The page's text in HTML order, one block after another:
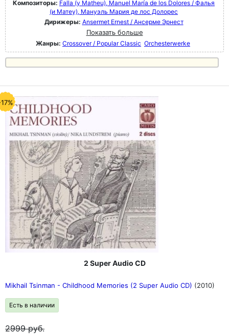
Композиторы: Falla (y Matheu), Manuel María de los Dolores / Фалья
(и Матеу), Мануэль Мария де лос Долорес
Дирижеры: Ansermet Ernest / Ансерме Эрнест
Показать больше
Жанры: Crossover / Popular Classic Orchesterwerke
2 Super Audio CD
Mikhail Tsinman - Childhood Memories (2 Super Audio CD) (2010)
Есть в наличии
2999руб.